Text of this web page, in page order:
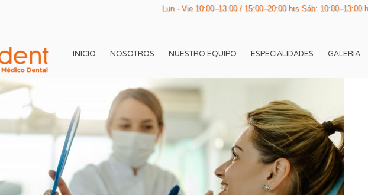
Lun - Vie 10:00–13.00 / 15:00–20:00 hrs Sáb: 10:00–13:00 hrs
INICIO NOSOTROS NUESTRO EQUIPO ESPECIALIDADES GALERIA